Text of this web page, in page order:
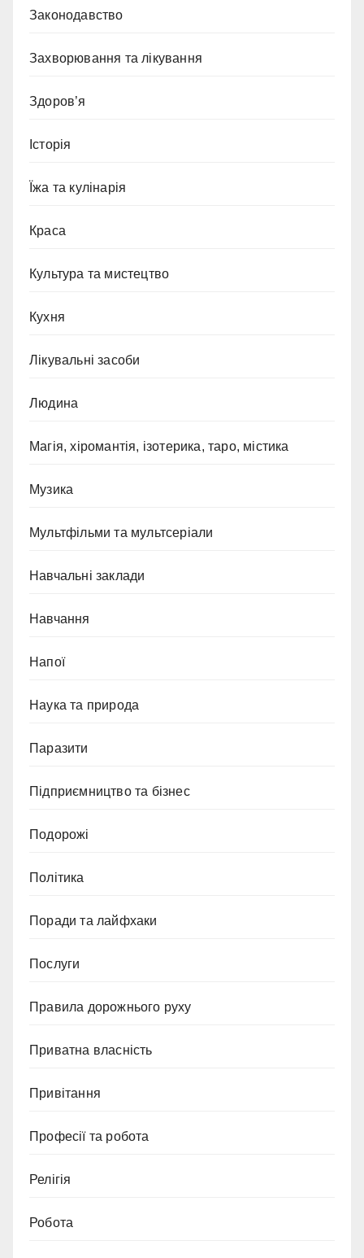
Законодавство
Захворювання та лікування
Здоров’я
Історія
Їжа та кулінарія
Краса
Культура та мистецтво
Кухня
Лікувальні засоби
Людина
Магія, хіромантія, ізотерика, таро, містика
Музика
Мультфільми та мультсеріали
Навчальні заклади
Навчання
Напої
Наука та природа
Паразити
Підприємництво та бізнес
Подорожі
Політика
Поради та лайфхаки
Послуги
Правила дорожнього руху
Приватна власність
Привітання
Професії та робота
Релігія
Робота